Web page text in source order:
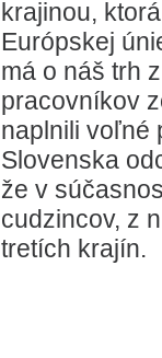
krajinou,
Európskej
má o náš trh
pracovníkov
naplnili voľné
Slovenska
že v
cudzincov, z
tretích krajín.